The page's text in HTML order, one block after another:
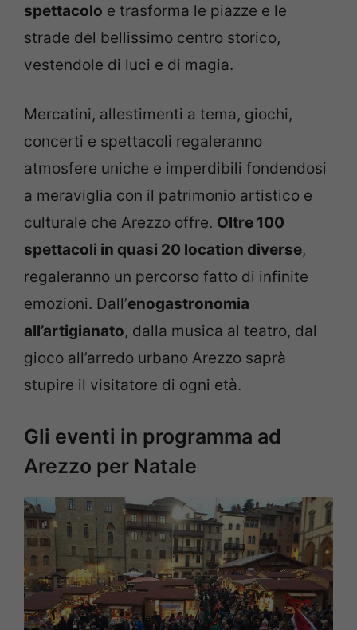
spettacolo e trasforma le piazze e le
strade del bellissimo centro storico,
vestendole di luci e di magia.
Mercatini, allestimenti a tema, giochi,
concerti e spettacoli regaleranno
atmosfere uniche e imperdibili fondendosi
a meraviglia con il patrimonio artistico e
culturale che Arezzo offre. Oltre 100
spettacoli in quasi 20 location diverse,
regaleranno un percorso fatto di infinite
emozioni. Dall’enogastronomia
all’artigianato, dalla musica al teatro, dal
gioco all’arredo urbano Arezzo saprà
stupire il visitatore di ogni età.
Gli eventi in programma ad
Arezzo per Natale